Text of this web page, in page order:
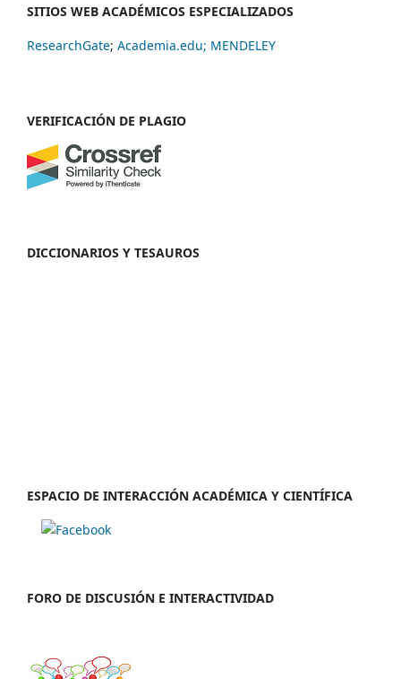
SITIOS WEB ACADÉMICOS ESPECIALIZADOS
ResearchGate; Academia.edu; MENDELEY
VERIFICACIÓN DE PLAGIO
DICCIONARIOS Y TESAUROS
ESPACIO DE INTERACCIÓN ACADÉMICA Y CIENTÍFICA
FORO DE DISCUSIÓN E INTERACTIVIDAD